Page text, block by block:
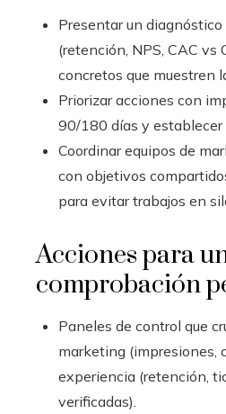
Presentar un
(retención, NPS, CAC vs
concretos que muestren
Priorizar acciones con
90/180 días y establecer
Coordinar equipos de
con objetivos
para evitar trabajos en
Acciones para
comprobación
Paneles de control que
marketing (impresiones,
experiencia (retención,
verificadas).